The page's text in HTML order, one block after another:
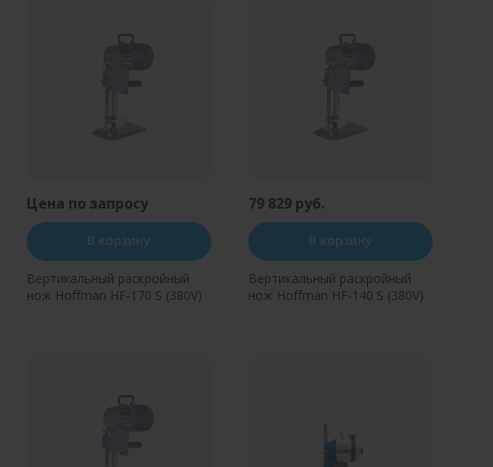
Цена по запросу
В корзину
Вертикальный раскройный
нож Hoffman HF-170 S (380V)
79 829 руб.
В корзину
Вертикальный раскройный
нож Hoffman HF-140 S (380V)